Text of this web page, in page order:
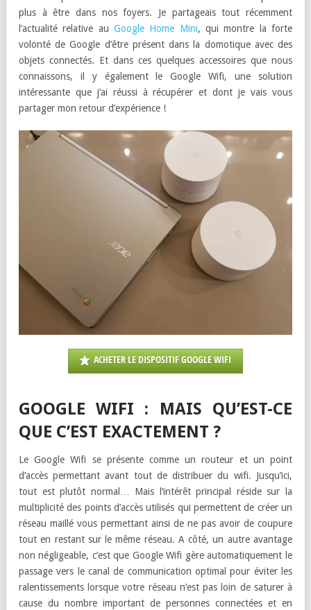
plus à être dans nos foyers. Je partageais tout récemment
l’actualité relative au Google Home Mini, qui montre la forte
volonté de Google d’être présent dans la domotique avec des
objets connectés. Et dans ces quelques accessoires que nous
connaissons, il y également le Google Wifi, une solution
intéressante que j’ai réussi à récupérer et dont je vais vous
partager mon retour d’expérience !
ACHETER LE DISPOSITIF GOOGLE WIFI
GOOGLE WIFI : MAIS QU’EST-CE
QUE C’EST EXACTEMENT ?
Le Google Wifi se présente comme un routeur et un point
d’accès permettant avant tout de distribuer du wifi. Jusqu’ici,
tout est plutôt normal… Mais l’intérêt principal réside sur la
multiplicité des points d’accès utilisés qui permettent de créer un
réseau maillé vous permettant ainsi de ne pas avoir de coupure
tout en restant sur le même réseau. A côté, un autre avantage
non négligeable, c’est que Google Wifi gère automatiquement le
passage vers le canal de communication optimal pour éviter les
ralentissements lorsque votre réseau n’est pas loin de saturer à
cause du nombre important de personnes connectées et en